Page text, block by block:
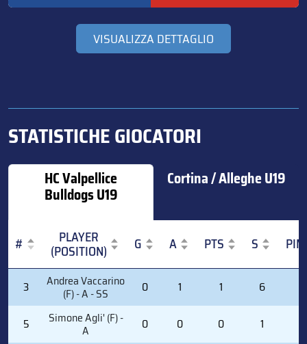
VISUALIZZA DETTAGLIO
STATISTICHE GIOCATORI
HC Valpellice
Bulldogs U19
Cortina / Alleghe U19
# PLAYER
(POSITION) G A PTS S
PIM
PLAYER
(POSITION)
3 Andrea Vaccarino
(F) - A - SS 0 1 1 6
5 Simone Agli' (F) -
A 0 0 0 1